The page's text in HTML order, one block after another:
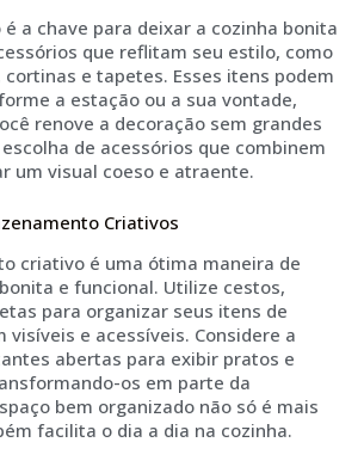
a chave para deixar a cozinha bonita
que reflitam seu estilo, como
e tapetes. Esses itens podem
a estação ou a sua vontade,
renove a decoração sem grandes
de acessórios que combinem
um visual coeso e atraente.
Criativos
criativo é uma ótima maneira de
e funcional. Utilize cestos,
para organizar seus itens de
visíveis e acessíveis. Considere a
abertas para exibir pratos e
os em parte da
bem organizado não só é mais
facilita o dia a dia na cozinha.